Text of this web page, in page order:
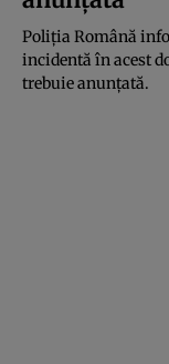
Poliția Română
incidentă în acest
trebuie anunțată.